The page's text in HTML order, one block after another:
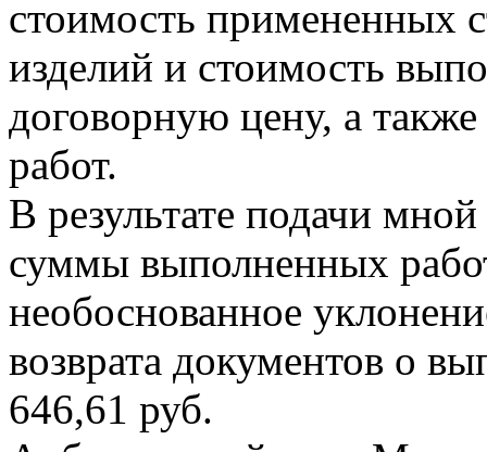
стоимость примененных
изделий и стоимость
договорную цену, а
работ.
В результате подачи
суммы выполненных
необоснованное
возврата документов о
646,61 руб.